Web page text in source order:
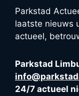
Parkstad
laatste nieuws
actueel,
Parkstad
24/7 actueel